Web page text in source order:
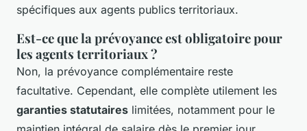
spécifiques aux agents publics territoriaux.
Est-ce que la prévoyance est obligatoire pour
les agents territoriaux ?
Non, la prévoyance complémentaire reste
facultative. Cependant, elle complète utilement les
garanties statutaires limitées, notamment pour le